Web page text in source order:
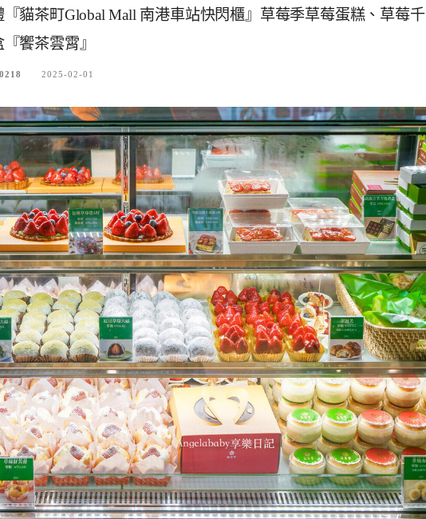
貓茶町Global Mall 南港車站快閃櫃』草莓季草莓蛋糕、草莓千
饗茶雲霄』
2025-02-01